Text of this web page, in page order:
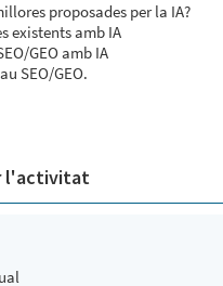
proposades per la IA?
existents amb IA
GEO amb IA
SEO/GEO.
l'activitat